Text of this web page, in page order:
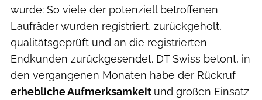
wurde: So viele der potenziell betroffenen
Laufräder wurden registriert, zurückgeholt,
qualitätsgeprüft und an die registrierten
Endkunden zurückgesendet. DT Swiss betont, in
den vergangenen Monaten habe der Rückruf
erhebliche Aufmerksamkeit und großen Einsatz